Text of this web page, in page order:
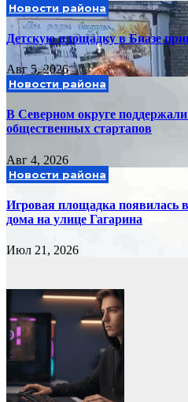
Новости района
Детскую площадку в Биазе
Авг 5, 2026
Новости района
В Северном округе
общественных стартапов
Авг 4, 2026
Новости района
Игровая площадка появилась
дома на улице Гагарина
Июл 21, 2026